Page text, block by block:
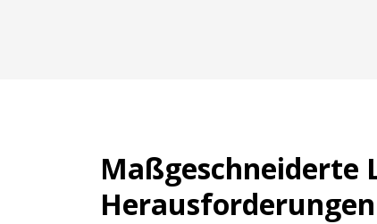
Maßgeschneiderte
Herausforderungen